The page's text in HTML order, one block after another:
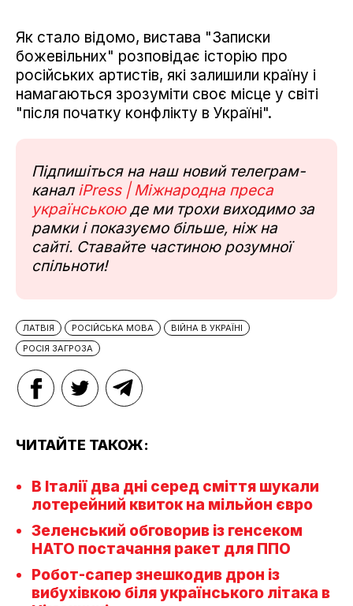
Як стало відомо, вистава "Записки
божевільних" розповідає історію про
російських артистів, які залишили країну і
намагаються зрозуміти своє місце у світі
"після початку конфлікту в Україні".
Підпишіться на наш новий телеграм-
канал iPress | Міжнародна преса
українськоюде ми трохи виходимо за
рамки і показуємо більше, ніж на
сайті. Ставайте частиною розумної
спільноти!
ЛАТВІЯ РОСІЙСЬКА МОВА
ВІЙНА В УКРАЇНІ
РОСІЯ ЗАГРОЗА
ЧИТАЙТЕ ТАКОЖ:
В Італії два дні серед сміття шукали
лотерейний квиток на мільйон євро
Зеленський обговорив із генсеком
НАТО постачання ракет для ППО
Робот-сапер знешкодив дрон із
вибухівкою біля українського літака в